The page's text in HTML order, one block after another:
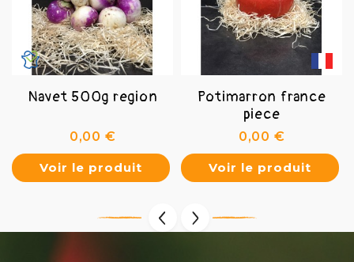
Navet 500g region
0,00 €Prix
Voir le produit
Potimarron france
piece
0,00 €Prix
Voir le produit